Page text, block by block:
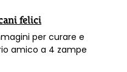
felici
per curare e
al proprio amico a 4 zampe